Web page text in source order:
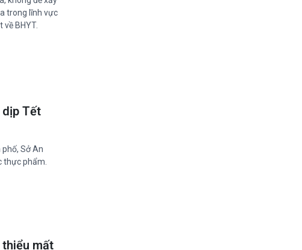
trong lĩnh vực
BHYT.
Tết
Sở An
thực phẩm.
mất